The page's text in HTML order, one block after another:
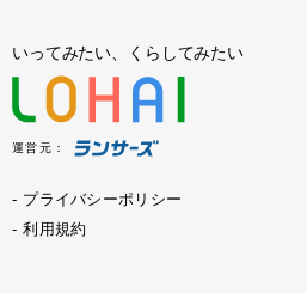
いってみたい、くらしてみたい
運営元：
プライバシーポリシー
利用規約